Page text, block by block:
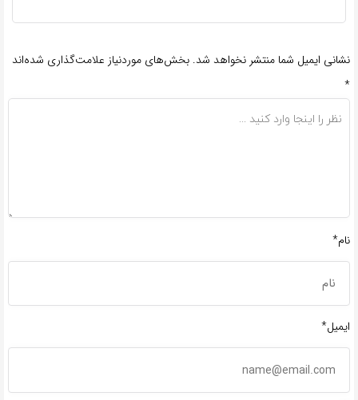
نشانی ایمیل شما منتشر نخواهد شد. بخش‌های موردنیاز علامت‌گذاری شده‌اند
*
نام*
ایمیل*